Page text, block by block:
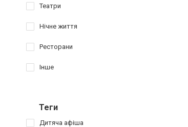
Театри
Нічне життя
Ресторани
Інше
Теги
Дитяча афіша